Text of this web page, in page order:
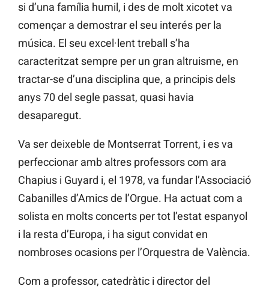
si d’una família humil, i des de molt xicotet va
començar a demostrar el seu interés per la
música. El seu excel·lent treball s’ha
caracteritzat sempre per un gran altruisme, en
tractar-se d’una disciplina que, a principis dels
anys 70 del segle passat, quasi havia
desaparegut.
Va ser deixeble de Montserrat Torrent, i es va
perfeccionar amb altres professors com ara
Chapius i Guyard i, el 1978, va fundar l’Associació
Cabanilles d’Amics de l’Orgue. Ha actuat com a
solista en molts concerts per tot l’estat espanyol
i la resta d’Europa, i ha sigut convidat en
nombroses ocasions per l’Orquestra de València.
Com a professor, catedràtic i director del